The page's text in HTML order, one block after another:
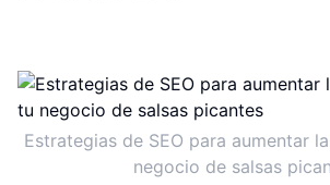
Estrategias de SEO para aumentar
negocio de salsas